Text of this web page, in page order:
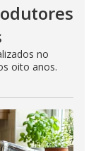
no
oito anos.